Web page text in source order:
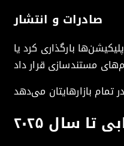
صادرات و انتشار
بارگذاری کرد یا
سال ۲۰۲۵